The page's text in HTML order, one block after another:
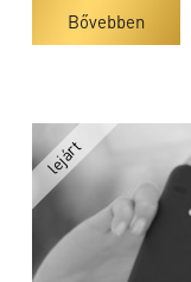
Bővebben